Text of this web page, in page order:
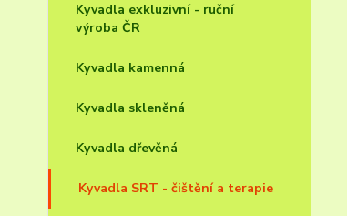
Kyvadla exkluzivní - ruční
výroba ČR
Kyvadla kamenná
Kyvadla skleněná
Kyvadla dřevěná
Kyvadla SRT - čištění a terapie